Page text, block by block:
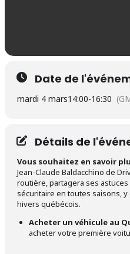
Date de
mardi 4 mars14:00-16:30
Détails de
Vous souhaitez en savoir
Jean-Claude Baldacchino de
routière, partagera ses
sécuritaire en toutes saisons,
hivers québécois.
Acheter un véhicule au
acheter votre première